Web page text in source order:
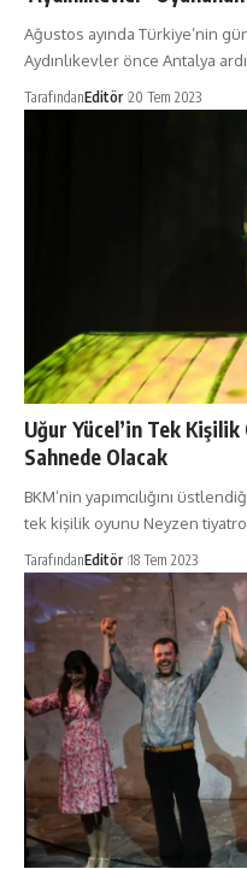
Ağustos ayında Türkiye’nin
Aydınlıkevler önce Antalya
TarafındanEditör 20 Tem 2023
Uğur Yücel’in Tek Kişilik
Sahnede Olacak
BKM’nin yapımcılığını
tek kişilik oyunu Neyzen
TarafındanEditör 18 Tem 2023